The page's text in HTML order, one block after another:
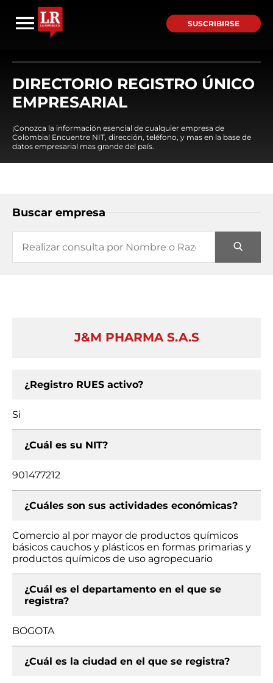
SUSCRIBIRSE
DIRECTORIO REGISTRO ÚNICO
EMPRESARIAL
¡Conozca la información esencial de cualquier empresa de
Colombia! Encuentre NIT, dirección, teléfono, y mas en la base de
datos empresarial mas grande del país.
Buscar empresa
J&M PHARMA S.A.S
¿Registro RUES activo?
Si
¿Cuál es su NIT?
901477212
¿Cuáles son sus actividades económicas?
Comercio al por mayor de productos químicos
básicos cauchos y plásticos en formas primarias y
productos químicos de uso agropecuario
¿Cuál es el departamento en el que se
registra?
BOGOTA
¿Cuál es la ciudad en el que se registra?